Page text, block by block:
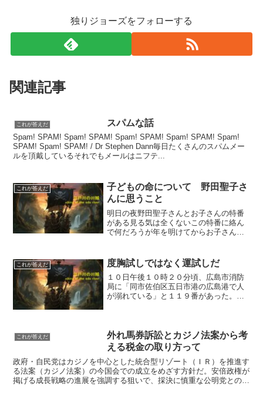
独りジョーズをフォローする
関連記事
これが答えだ スパムな話
Spam! SPAM! Spam! SPAM! Spam! SPAM! Spam! SPAM! Spam!
SPAM! Spam! SPAM! / Dr Stephen Dann毎日たくさんのスパムメー
ルを頂戴しているそれでもメールはニフテ...
これが答えだ
子どもの命について 野田聖子さ
んに思うこと
明日の夜野田聖子さんとお子さんの特番
がある見る気は全くないこの特番に絡ん
で何だろうが年を明けてからお子さんと
かの番組を見たご主人の精子と米国人女
性の卵子による受精卵を野...
これが答えだ 度胸試しではなく運試しだ
１０日午後１０時２０分頃、広島市消防
局に「同市佐伯区五日市港の広島港で人
が溺れている」と１１９番があった。
の海中から同区の高校２年の...
これが答えだ
外れ馬券訴訟とカジノ法案から考
える税金の取り方って
政府・自民党はカジノを中心とした統合型リゾート（ＩＲ）を推進す
る法案（カジノ法案）の今国会での成立をめざす方針だ。安倍政権が
掲げる成長戦略の進展を強調する狙いで、採決に慎重な公明党との調